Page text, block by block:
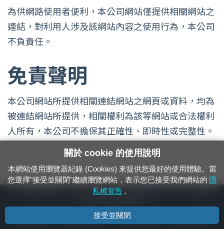
為供網路使用者便利，本公司網站僅提供相關網站之
連結，對利用人涉及該網站內容之使用行為，本公司
不負責任。
免責聲明
本公司網站所提供相關連結網站之網頁或資料，均為
被連結網站所提供，相關權利為該等網站或合法權利
人所有，本公司不擔保其正確性、即時性或完整性。
24小時緊急通報電話：1933（市話、手機，僅限發現軌道、平交道、橋樑及隧
資通安全政策 著作權聲明
關於 cookie 的使用說明
本網站使用瀏覽器紀錄 (Cookies) 來提供您最好的使用體驗。當
您選擇"接受並關閉"繼續瀏覽網站，表示您已接受我們網站的 隱
私權宣告 。
接受並關閉